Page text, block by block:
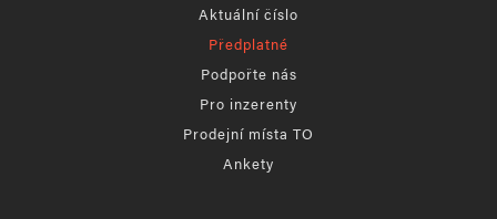
Aktuální číslo
Předplatné
Podpořte nás
Pro inzerenty
Prodejní místa TO
Ankety